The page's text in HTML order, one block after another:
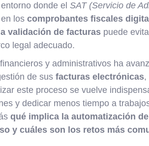
donde el SAT (Servicio de
los comprobantes fiscales
validación de facturaspuede
legal adecuado.
y administrativos ha
de sus facturas electrónicas,
este proceso se vuelve
y dedicar menos tiempo a
qué implica la automatización
y cuáles son los retos más